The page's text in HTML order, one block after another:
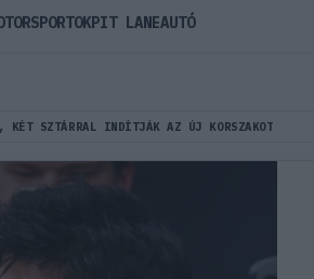
KÉT SZTÁRRAL INDÍTJÁK AZ ÚJ KORSZAKOT
PIT LANEAUTÓ